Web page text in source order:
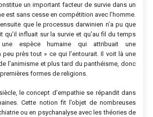
un important facteur de survie dans un
est sans cesse en compétition avec l’homme.
que le processus darwinien n’a pu que
qu’il influait sur la survie et qu’au fil du temps
une espèce humaine qui attribuait une
peu près tout » ce qui l’entourait. Il voit là une
l’animisme et plus tard du panthéisme, donc
formes de religions.
le concept d’empathie se répandit dans
Cette notion fit l’objet de nombreuses
ou en psychanalyse avec les théories de